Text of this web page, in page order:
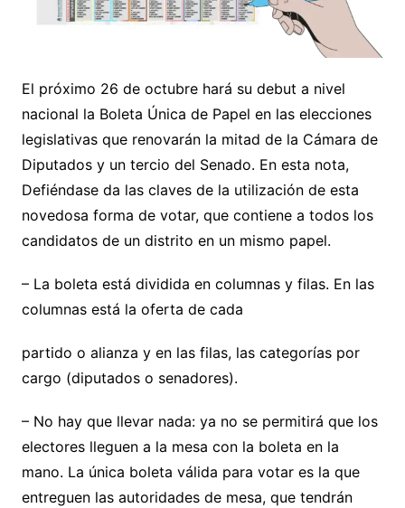
El próximo 26 de octubre hará su debut a nivel
nacional la Boleta Única de Papel en las elecciones
legislativas que renovarán la mitad de la Cámara de
Diputados y un tercio del Senado. En esta nota,
Defiéndase da las claves de la utilización de esta
novedosa forma de votar, que contiene a todos los
candidatos de un distrito en un mismo papel.
– La boleta está dividida en columnas y filas. En las
columnas está la oferta de cada
partido o alianza y en las filas, las categorías por
cargo (diputados o senadores).
– No hay que llevar nada: ya no se permitirá que los
electores lleguen a la mesa con la boleta en la
mano. La única boleta válida para votar es la que
entreguen las autoridades de mesa, que tendrán